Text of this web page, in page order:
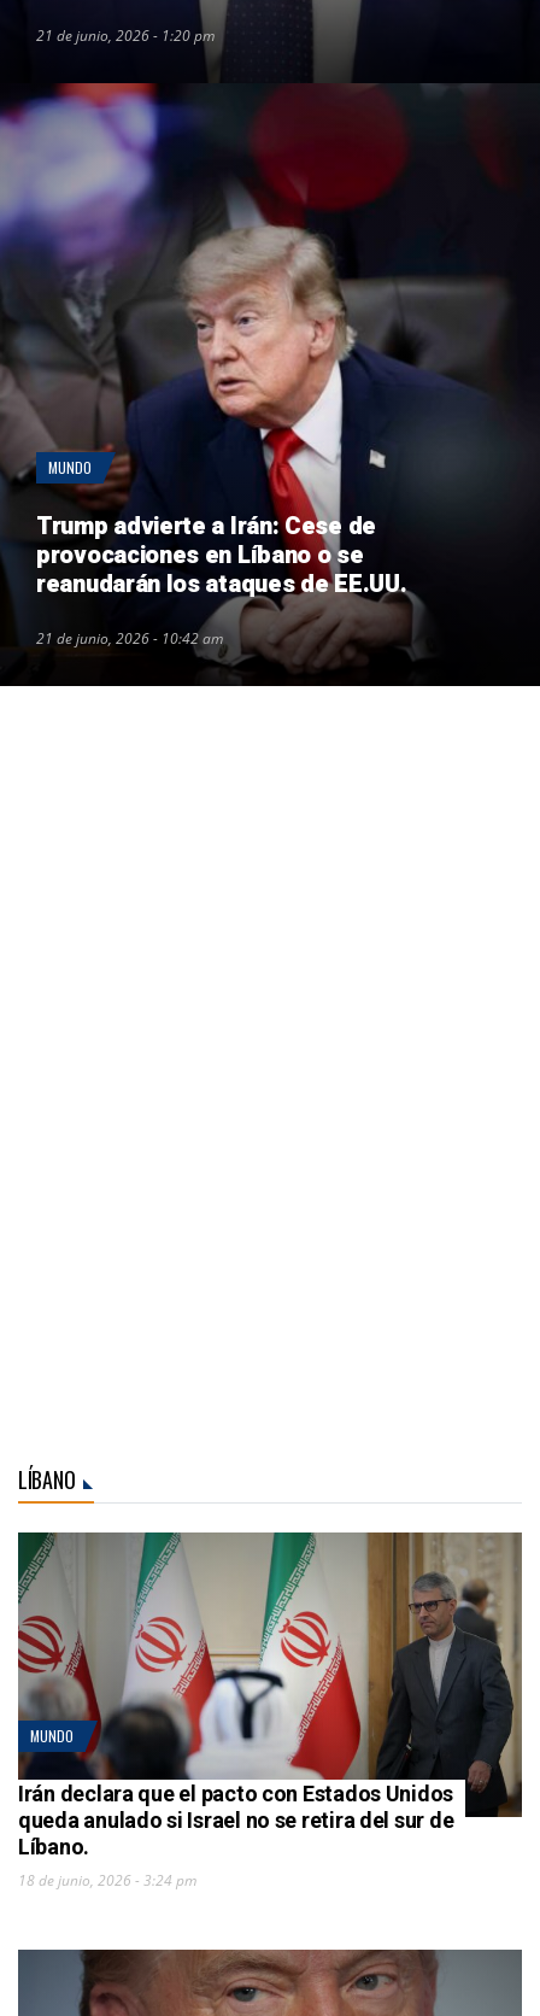
21 de junio, 2026 - 1:20 pm
MUNDO
Trump advierte a Irán: Cese de
provocaciones en Líbano o se
reanudarán los ataques de EE.UU.
21 de junio, 2026 - 10:42 am
LÍBANO
MUNDO
Irán declara que el pacto con Estados Unidos
queda anulado si Israel no se retira del sur de
Líbano.
18 de junio, 2026 - 3:24 pm